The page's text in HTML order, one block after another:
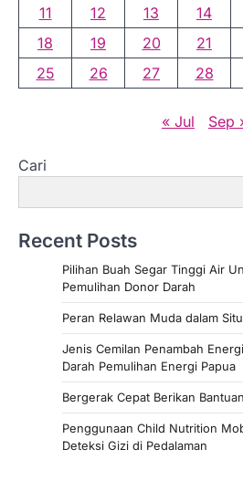
11
12 13 14
18
19 20 21
25
26 27 28
« Jul Sep
Cari
Recent Posts
Pilihan Buah Segar Tinggi Air
Pemulihan Donor Darah
Peran Relawan Muda dalam
Jenis Cemilan Penambah
Darah Pemulihan Energi Papua
Bergerak Cepat Berikan
Penggunaan Child Nutrition
Deteksi Gizi di Pedalaman